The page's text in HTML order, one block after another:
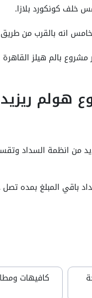
خلف كونكورد بلازا.
انه بالقرب من
بالم هيلز القاهرة
هولم
من انظمة السداد
كافيهات